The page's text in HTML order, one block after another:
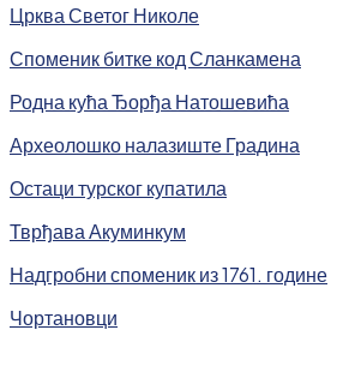
Црква Светог Николе
Споменик битке код Сланкамена
Родна кућа Ђорђа Натошевића
Археолошко налазиште Градина
Остаци турског купатила
Тврђава Акуминкум
Надгробни споменик из 1761. године
Чортановци